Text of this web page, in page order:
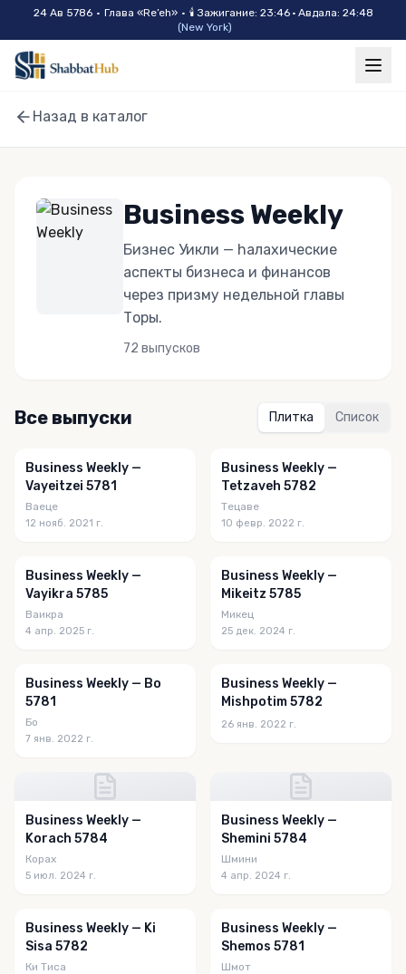
Skip to main content
24 Ав 5786 • Глава «Re’eh» • 🕯 Зажигание: 23:46 · Авдала: 24:48
(New York)
Назад в каталог
Business Weekly
Бизнес Уикли — hалахические
аспекты бизнеса и финансов
через призму недельной главы
Торы.
72 выпусков
Все выпуски Плитка Список
Business Weekly —
Vayeitzei 5781
Ваеце
12 нояб. 2021 г.
Business Weekly —
Tetzaveh 5782
Тецаве
10 февр. 2022 г.
Business Weekly —
Vayikra 5785
Ваикра
4 апр. 2025 г.
Business Weekly —
Mikeitz 5785
Микец
25 дек. 2024 г.
Business Weekly — Bo
5781
Бо
7 янв. 2022 г.
Business Weekly —
Mishpotim 5782
26 янв. 2022 г.
Business Weekly —
Korach 5784
Корах
5 июл. 2024 г.
Business Weekly —
Shemini 5784
Шмини
4 апр. 2024 г.
Business Weekly — Ki
Sisa 5782
Ки Тиса
Business Weekly —
Shemos 5781
Шмот